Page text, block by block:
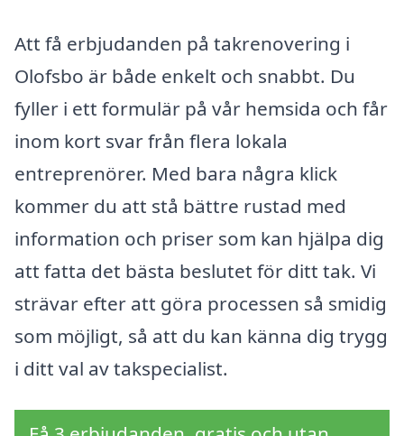
Att få erbjudanden på takrenovering i
Olofsbo är både enkelt och snabbt. Du
fyller i ett formulär på vår hemsida och får
inom kort svar från flera lokala
entreprenörer. Med bara några klick
kommer du att stå bättre rustad med
information och priser som kan hjälpa dig
att fatta det bästa beslutet för ditt tak. Vi
strävar efter att göra processen så smidig
som möjligt, så att du kan känna dig trygg
i ditt val av takspecialist.